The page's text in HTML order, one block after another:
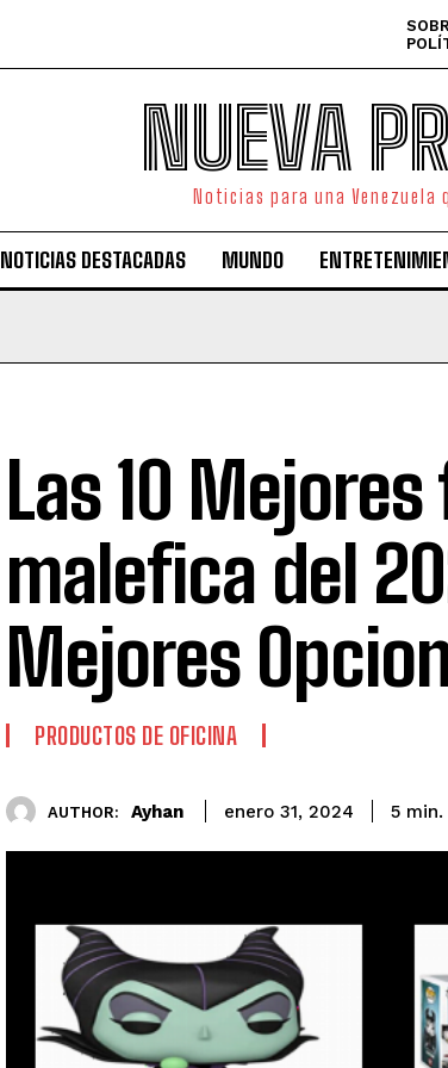
NUEVA
Noticias para una Venezuela
NOTICIAS DESTACADAS MUNDO
Las 10
malefica del
Mejores
PRODUCTOS DE OFICINA
AUTHOR: Ayhan enero 31, 2024 5 min.